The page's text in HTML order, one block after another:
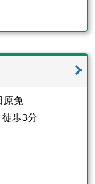
原免
歩3分